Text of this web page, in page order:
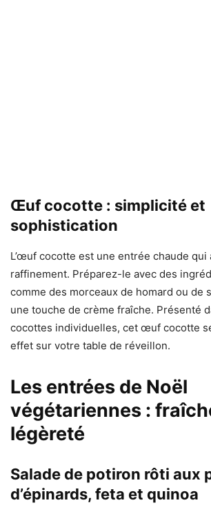
Œuf cocotte : simplicité et
sophistication
L’œuf cocotte est une entrée chaude
raffinement. Préparez-le avec des
comme des morceaux de homard ou de
une touche de crème fraîche. Présenté
cocottes individuelles, cet œuf cocotte
effet sur votre table de réveillon.
Les entrées de Noël
végétariennes :
légèreté
Salade de potiron rôti aux
d’épinards, feta et quinoa